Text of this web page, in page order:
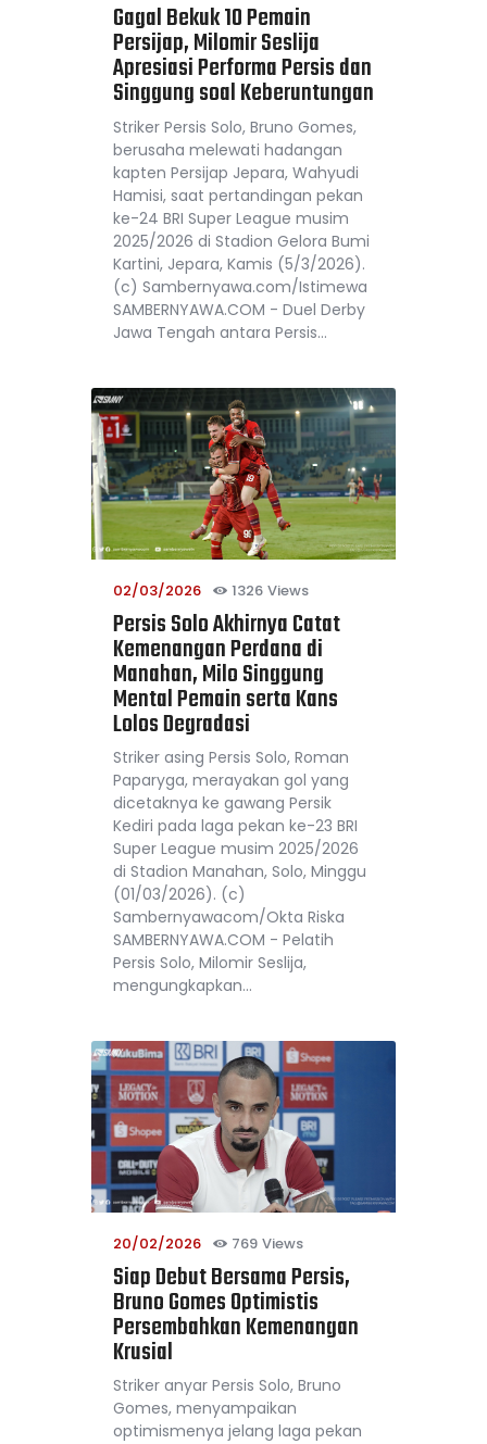
Gagal Bekuk 10 Pemain
Persijap, Milomir Seslija
Apresiasi Performa Persis dan
Singgung soal Keberuntungan
Striker Persis Solo, Bruno Gomes,
berusaha melewati hadangan
kapten Persijap Jepara, Wahyudi
Hamisi, saat pertandingan pekan
ke-24 BRI Super League musim
2025/2026 di Stadion Gelora Bumi
Kartini, Jepara, Kamis (5/3/2026).
(c) Sambernyawa.com/Istimewa
SAMBERNYAWA.COM - Duel Derby
Jawa Tengah antara Persis…
02/03/2026 1326 Views
Persis Solo Akhirnya Catat
Kemenangan Perdana di
Manahan, Milo Singgung
Mental Pemain serta Kans
Lolos Degradasi
Striker asing Persis Solo, Roman
Paparyga, merayakan gol yang
dicetaknya ke gawang Persik
Kediri pada laga pekan ke-23 BRI
Super League musim 2025/2026
di Stadion Manahan, Solo, Minggu
(01/03/2026). (c)
Sambernyawacom/Okta Riska
SAMBERNYAWA.COM - Pelatih
Persis Solo, Milomir Seslija,
mengungkapkan…
20/02/2026 769 Views
Siap Debut Bersama Persis,
Bruno Gomes Optimistis
Persembahkan Kemenangan
Krusial
Striker anyar Persis Solo, Bruno
Gomes, menyampaikan
optimismenya jelang laga pekan